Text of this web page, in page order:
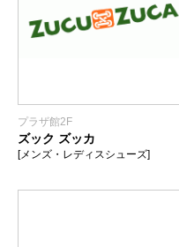
プラザ館2F
ズック ズッカ
[メンズ・レディスシューズ]